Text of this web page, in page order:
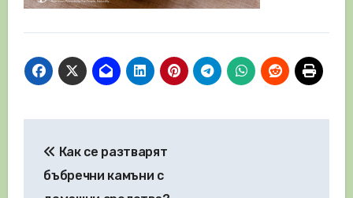
Как се разтварят
бъбречни камъни с